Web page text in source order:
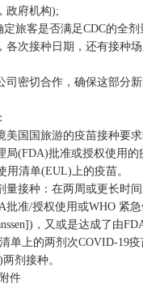
政府机构);
旅客是否满足CDC的全
各次接种日期，还有接种
司密切合作，确保这部分
美国国旅游的疫苗接种要
局(FDA)批准或授权使用的
用清单(EUL)上的疫苗。
量接种：在两周或更长时
批准/授权使用或WHO 紧
，又或是达成了由
单上的两剂次COVID-19
剂接种。
件